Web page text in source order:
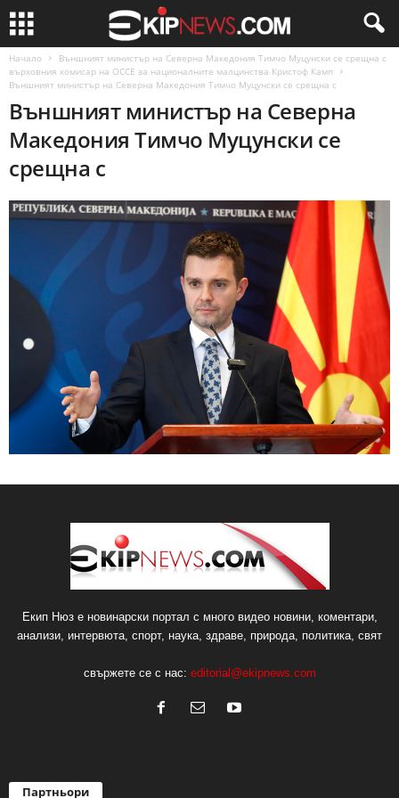
Начало
Външният министър на Северна Македония Тимчо Муцунски се срещна с
върховния комисар на ОССЕ за националните малцинства Кристоф Камп
Външният министър на Северна Македония Тимчо Муцунски се срещна с
Външният министър на Северна
Македония Тимчо Муцунски се
срещна с
Екип Нюз е новинарски портал с много видео новини, коментари,
анализи, интервюта, спорт, наука, здраве, природа, политика, свят
свържете се с нас: editorial@ekipnews.com
Партньори